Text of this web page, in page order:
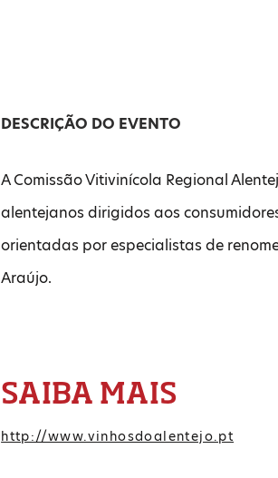
DESCRIÇÃO DO EVENTO
A Comissão Vitivinícola Regional
alentejanos dirigidos aos
orientadas por especialistas de
Araújo.
SAIBA MAIS
http://www.vinhosdoalentejo.pt